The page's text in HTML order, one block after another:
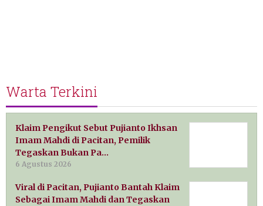
Warta Terkini
Klaim Pengikut Sebut Pujianto Ikhsan
Imam Mahdi di Pacitan, Pemilik
Tegaskan Bukan Pa…
6 Agustus 2026
Viral di Pacitan, Pujianto Bantah Klaim
Sebagai Imam Mahdi dan Tegaskan